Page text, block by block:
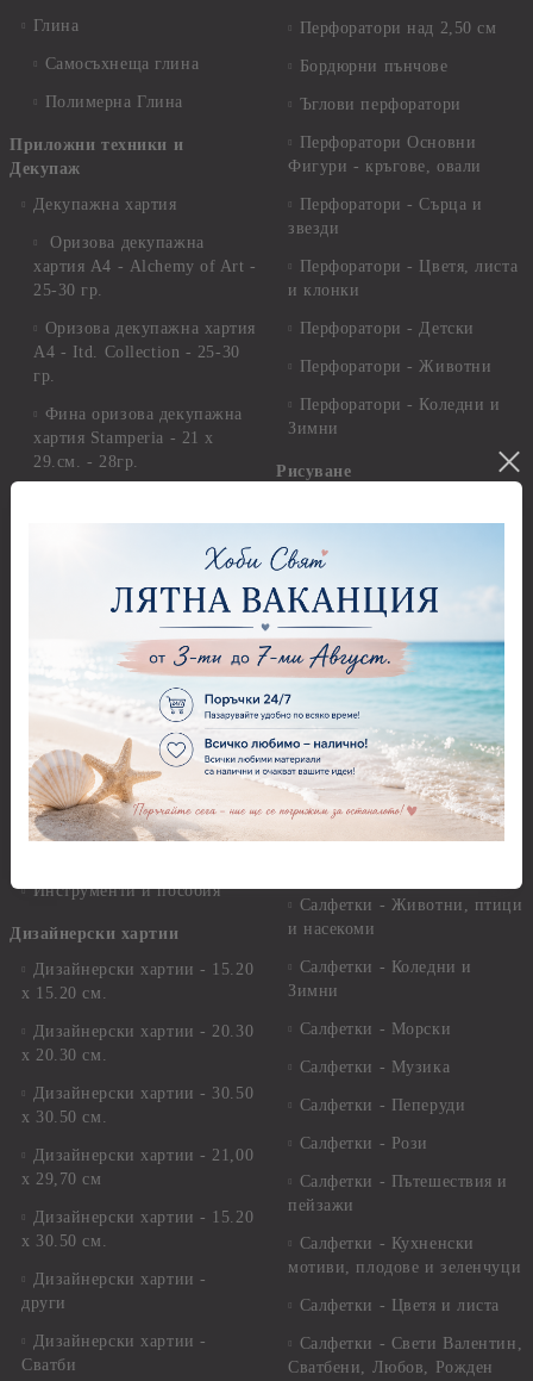
Глина
Самосъхнеща глина
Полимерна Глина
Приложни техники и
Декупаж
Декупажна хартия
Оризова декупажна
хартия А4 - Alchemy of Art -
25-30 гр.
Оризова декупажна хартия
А4 - Itd. Collection - 25-30
гр.
Фина оризова декупажна
хартия Stamperia - 21 х
29.см. - 28гр.
Грунд, Основи, Релефни
Варак, Шлак метал, Фолио,
Лакове и защитни покрития
Лепила
Краклета и медиуми
Инструменти и пособия
Дизайнерски хартии
Дизайнерски хартии - 15.20
х 15.20 см.
Дизайнерски хартии - 20.30
х 20.30 см.
Дизайнерски хартии - 30.50
х 30.50 см.
Дизайнерски хартии - 21,00
х 29,70 см
Дизайнерски хартии - 15.20
x 30.50 см.
Дизайнерски хартии -
други
Дизайнерски хартии -
Сватби
Перфоратори над 2,50 см
Бордюрни пънчове
Ъглови перфоратори
Перфоратори Основни
Фигури - кръгове, овали
Перфоратори - Сърца и
звезди
Перфоратори - Цветя, листа
и клонки
Перфоратори - Детски
Перфоратори - Животни
Перфоратори - Коледни и
Зимни
Рисуване
Платна за рисуване
Стативи и поставки
Четки и инструменти
Моливи, акварелни
комплекти
Свещи
Салфетки
Салфетки - Великден
Салфетки - Животни, птици
и насекоми
Салфетки - Коледни и
Зимни
Салфетки - Морски
Салфетки - Музика
Салфетки - Пеперуди
Салфетки - Рози
Салфетки - Пътешествия и
пейзажи
Салфетки - Кухненски
мотиви, плодове и зеленчуци
Салфетки - Цветя и листа
Салфетки - Свети Валентин,
Сватбени, Любов, Рожден